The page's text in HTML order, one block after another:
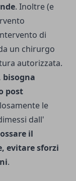
. Inoltre (e
di
un chirurgo
autorizzata.
post
le
dall'
il
evitare sforzi
.